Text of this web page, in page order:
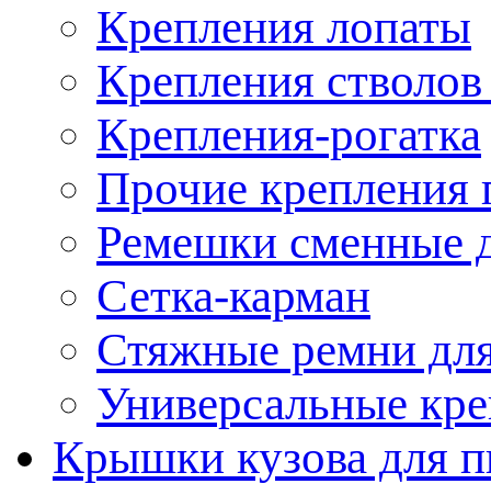
Крепления лопаты
Крепления
Крепления-рогатка
Прочие крепления
Ремешки сменные
Сетка-карман
Стяжные ремни
Универсальные
Крышки кузова для